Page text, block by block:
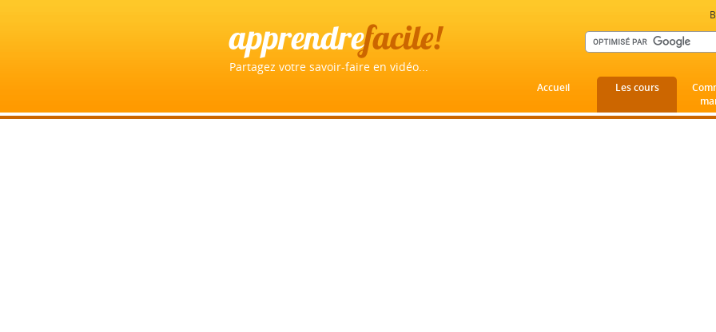
apprendrefacile!
Partagez votre savoir-faire en vidéo...
Accueil Les cours